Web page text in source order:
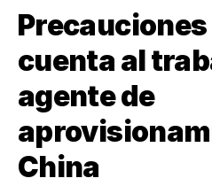
cuenta al
agente de
China